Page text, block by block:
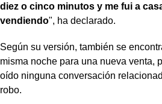
diez o cinco minutos y me fui a
vendiendo", ha declarado.
Según su versión, también se
misma noche para una nueva venta,
oído ninguna conversación
robo.